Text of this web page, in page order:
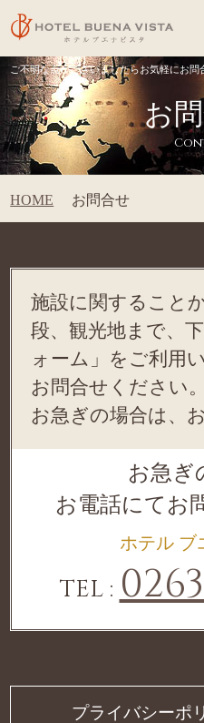
ご不明な点がございましたらお気軽にお問
お
HOME お問合せ
施設に関すること
段、観光地まで、
ォーム」をご利用
お問合せください。
お急ぎの場合は、
お急ぎ
お電話にてお
ホテル ブ
TEL :
プライバシーポ